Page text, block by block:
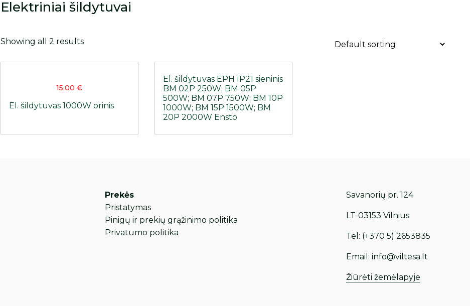
Elektriniai šildytuvai
Showing all 2 results
El. šildytuvas 1000W orinis
15,00€
El. šildytuvas EPH IP21 sieninis
BM 02P 250W; BM 05P
500W; BM 07P 750W; BM 10P
1000W; BM 15P 1500W; BM
20P 2000W Ensto
Prekės
Pristatymas
Pinigų ir prekių grąžinimo politika
Privatumo politika
Savanorių pr. 124
LT-03153 Vilnius
Tel: (+370 5) 2653835
Email: info@viltesa.lt
Žiūrėti žemėlapyje